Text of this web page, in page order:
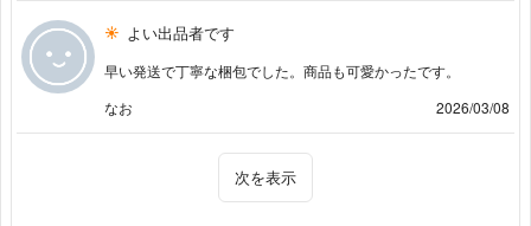
よい出品者です
早い発送で丁寧な梱包でした。商品も可愛かったです。
なお
2026/03/08
次を表示